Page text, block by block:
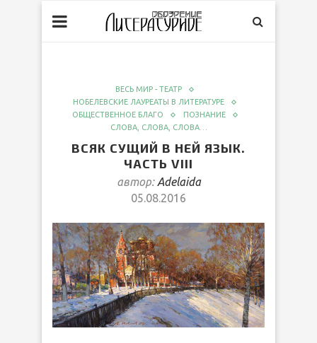
ВЕСЬ МИР - ТЕАТР
НОБЕЛЕВСКИЕ ЛАУРЕАТЫ В ЛИТЕРАТУРЕ
ОБЩЕСТВЕННОЕ БЛАГО
ПОЗНАНИЕ
СЛОВА, СЛОВА, СЛОВА…
ВСЯК СУЩИЙ В НЕЙ ЯЗЫК.
ЧАСТЬ VIII
автор: Adelaida
05.08.2016